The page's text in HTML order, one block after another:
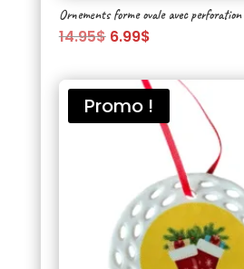
Ornements forme ovale avec
14.95$ Le
était :
14.95$.
6.99$Le
est :
6.99$.
Promo !